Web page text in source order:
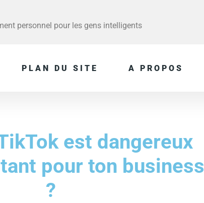
personnel pour les gens intelligents
PLAN DU SITE A PROPOS
est dangereux
pour ton business
?